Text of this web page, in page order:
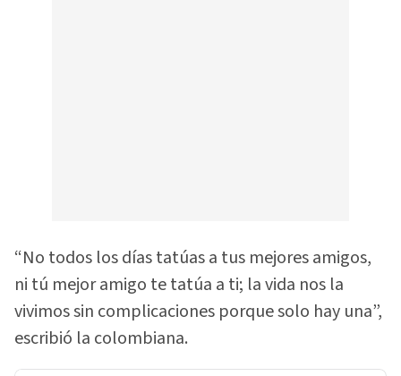
“No todos los días tatúas a tus mejores amigos,
ni tú mejor amigo te tatúa a ti; la vida nos la
vivimos sin complicaciones porque solo hay una”,
escribió la colombiana.